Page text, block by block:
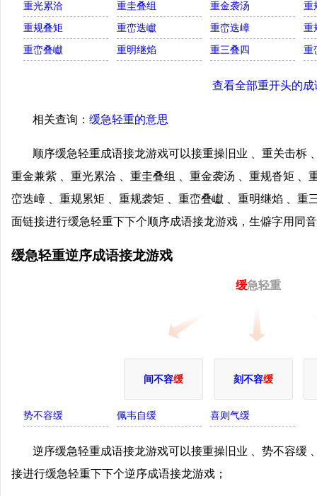
重光累洽
重圭叠组 重金袭汤
重
重规叠矩
重峦迭巘 重峦迭嶂
重
重峦叠巘
重明继焰 重三叠四 重
查看全部重开头的成
相关查询： 缓急轻重的意思
顺序缓急轻重成语接龙游戏可以接重操旧业 、重关击柝
重金兼紫 、重光累洽 、重圭叠组 、重金袭汤 、重规沓矩 、
峦迭嶂 、重规累矩 、重规袭矩 、重峦叠巘 、重明继焰 、重
面链接进行缓急轻重下下个顺序成语接龙游戏，生僻字用同
缓急轻重逆序成语接龙游戏
缓急轻重
间不容缓 刻不容缓
势不容缓 佩韦自缓 喜则气缓
逆序缓急轻重成语接龙游戏可以接重操旧业 、势不容缓
接进行缓急轻重下下个逆序成语接龙游戏；